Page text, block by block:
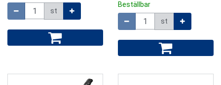
st
Beställbar
st